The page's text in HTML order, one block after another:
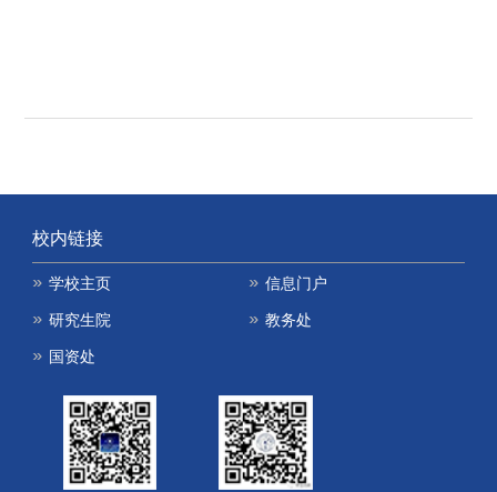
校内链接
学校主页 信息门户
研究生院 教务处
国资处